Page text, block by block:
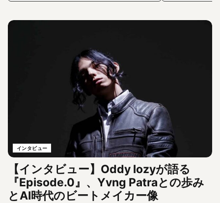
インタビュー
【インタビュー】Oddy lozyが語る
『Episode.0』、Yvng Patraとの歩み
とAI時代のビートメイカー像